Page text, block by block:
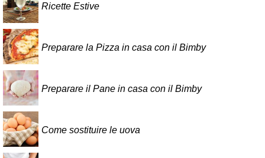
Ricette Estive
Preparare la Pizza in casa con il Bimby
Preparare il Pane in casa con il Bimby
Come sostituire le uova